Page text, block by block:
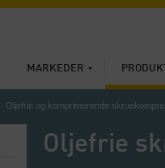
MARKEDER
Oljefrie og komprimerende
Oljefrie